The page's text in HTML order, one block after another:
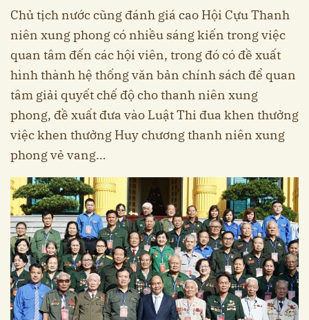
Chủ tịch nước cũng đánh giá cao Hội Cựu Thanh
niên xung phong có nhiều sáng kiến trong việc
quan tâm đến các hội viên, trong đó có đề xuất
hình thành hệ thống văn bản chính sách để quan
tâm giải quyết chế độ cho thanh niên xung
phong, đề xuất đưa vào Luật Thi đua khen thưởng
việc khen thưởng Huy chương thanh niên xung
phong vẻ vang…